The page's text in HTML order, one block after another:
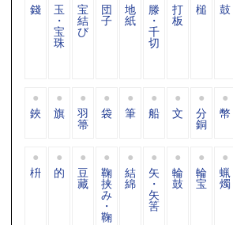
錢 玉
・
宝
珠
宝
結
び
団
子
地
紙
滕
・
千
切
打
板
槌 鼓
鋏 旗 羽
箒
袋 筆 船 文 分
銅
幣
枡 的 豆
藏
鞠
挟
み
・
鞠
結
綿
矢
・
矢
筈
輪
鼓
輪
宝
蝋
燭